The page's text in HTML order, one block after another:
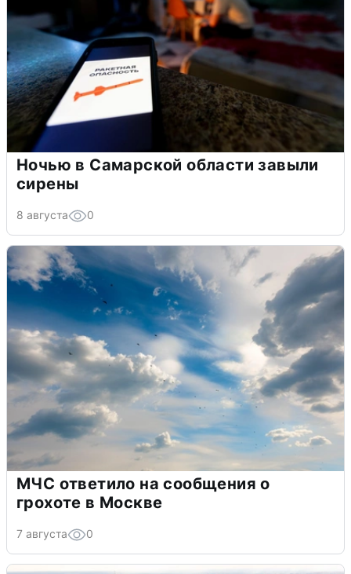
Ночью в Самарской области завыли
сирены
8 августа 0
МЧС ответило на сообщения о
грохоте в Москве
7 августа 0